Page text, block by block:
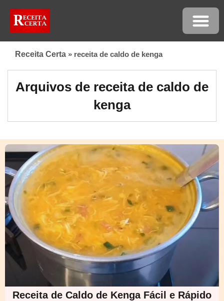
Receita Certa » receita de caldo de kenga
Arquivos de receita de caldo de
kenga
Receita de Caldo de Kenga Fácil e Rápido